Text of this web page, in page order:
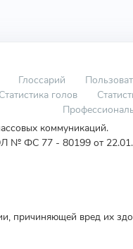
Глоссарий
Статистика голов
коммуникаций.
№ ФС 77 - 80199 от
причиняющей вред их